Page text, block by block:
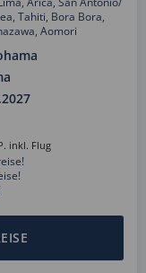
Tahiti, Bora Bora,
Aomori
inkl. Flug